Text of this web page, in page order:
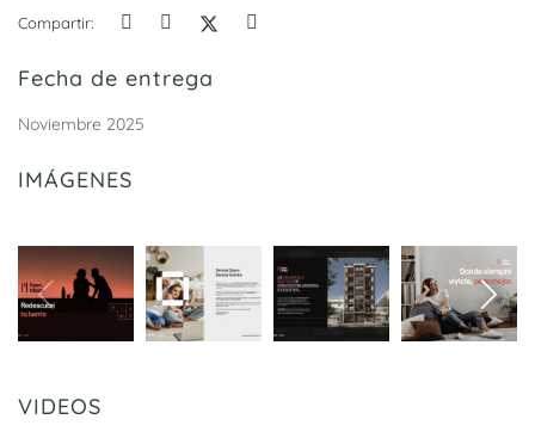
Compartir:
Fecha de entrega
Noviembre 2025
IMÁGENES
VIDEOS